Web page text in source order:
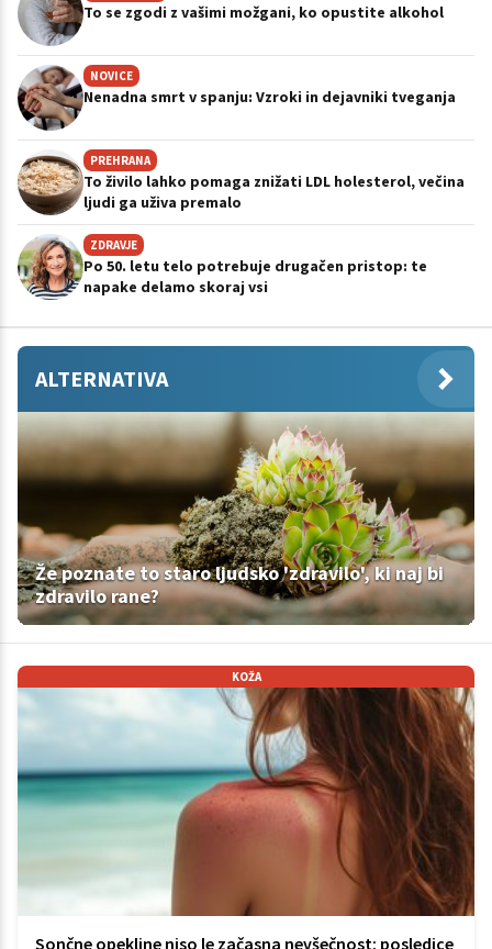
To se zgodi z vašimi možgani, ko opustite alkohol
NOVICE
Nenadna smrt v spanju: Vzroki in dejavniki tveganja
PREHRANA
To živilo lahko pomaga znižati LDL holesterol, večina
ljudi ga uživa premalo
ZDRAVJE
Po 50. letu telo potrebuje drugačen pristop: te
napake delamo skoraj vsi
ALTERNATIVA
Že poznate to staro ljudsko 'zdravilo', ki naj bi
zdravilo rane?
KOŽA
Sončne opekline niso le začasna nevšečnost: posledice